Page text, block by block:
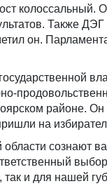
колоссальный.
Также ДЭГ
он.
районе. Он
на
сознают
и для нашей